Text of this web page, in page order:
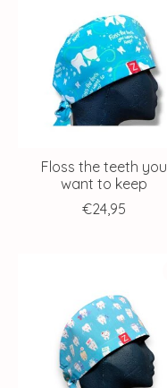
Floss the teeth you
want to keep
€24,95